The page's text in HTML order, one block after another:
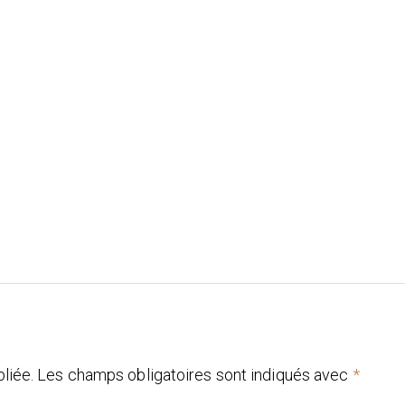
Les champs obligatoires sont indiqués avec *